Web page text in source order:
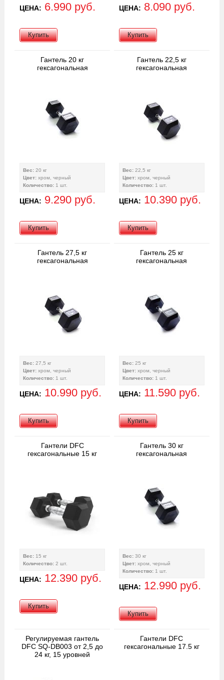
ЦЕНА: 6.990 руб.
Купить
ЦЕНА: 8.090 руб.
Купить
Гантель 20 кг
гексагональная
Вес:20 кг
Цвет:хром, черный
Количество:1 шт.
ЦЕНА: 9.290 руб.
Купить
Гантель 22,5 кг
гексагональная
Вес:22,5 кг
Цвет:хром, черный
Количество:1 шт.
ЦЕНА: 10.390 руб.
Купить
Гантель 27,5 кг
гексагональная
Вес:27,5 кг
Цвет:хром, черный
Количество:1 шт.
ЦЕНА: 10.990 руб.
Купить
Гантель 25 кг
гексагональная
Вес:25 кг
Цвет:хром, черный
Количество:1 шт.
ЦЕНА: 11.590 руб.
Купить
Гантели DFC
гексагональные 15 кг
Вес:15 кг
Количество:2 шт.
ЦЕНА: 12.390 руб.
Купить
Гантель 30 кг
гексагональная
Вес:30 кг
Цвет:хром, черный
Количество:1 шт.
ЦЕНА: 12.990 руб.
Купить
Регулируемая гантель
DFC SQ-DB003 от 2,5 до
24 кг, 15 уровней
Гантели DFC
гексагональные 17.5 кг